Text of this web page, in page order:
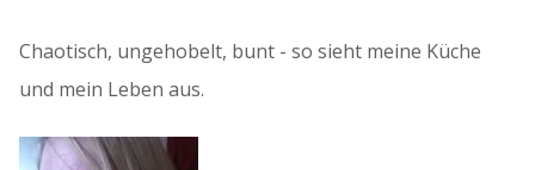
Chaotisch, ungehobelt, bunt - so sieht meine Küche
und mein Leben aus.